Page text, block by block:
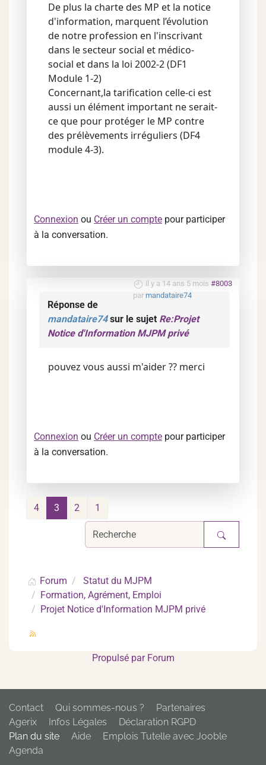
De plus la charte des MP et la notice
d'information, marquent l’évolution
de notre profession en l'inscrivant
dans le secteur social et médico-
social et dans la loi 2002-2 (DF1
Module 1-2)
Concernant,la tarification celle-ci est
aussi un élément important ne serait-
ce que pour protéger le MP contre
des prélèvements irréguliers (DF4
module 4-3).
Connexion ou Créer un compte pour participer
à la conversation.
il y a 14 ans 5 mois #8003
par mandataire74
Réponse de
mandataire74sur le sujet Re:Projet
Notice d'Information MJPM privé
pouvez vous aussi m'aider ?? merci
Connexion ou Créer un compte pour participer
à la conversation.
1
2
3
4
Forum
Statut du MJPM
Formation, Agrément, Emploi
Projet Notice d'Information MJPM privé
Propulsé par Forum
Contact Qui sommes-nous ?
Partenaires
Agerix
Infos Légales
Déclaration RGPD
Plan du site
Aide
Emplois Tutelle avec Jooble
Agenda